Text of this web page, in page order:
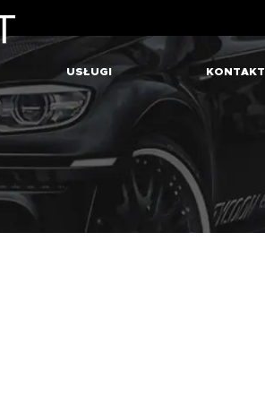
USŁUGI KONTAKT